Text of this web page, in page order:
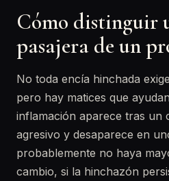
Cómo distinguir
pasajera de un
No toda encía hinchada
pero hay matices que
inflamación aparece tras un
agresivo y desaparece en
probablemente no haya
cambio, si la hinchazón